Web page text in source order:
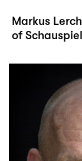
Markus
of